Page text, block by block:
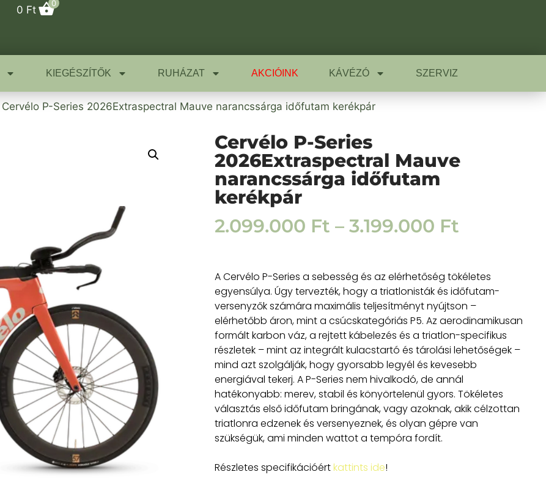
0 Ft
0
KIEGÉSZÍTŐK RUHÁZAT AKCIÓINK KÁVÉZÓ SZERVIZ
P-Series 2026Extraspectral Mauve narancssárga időfutam kerékpár
Cervélo P-Series
2026Extraspectral Mauve
narancssárga időfutam
kerékpár
2.099.000 Ft – 3.199.000 Ft
A Cervélo P-Series a sebesség és az elérhetőség tökéletes
egyensúlya. Úgy tervezték, hogy a triatlonisták és időfutam-
versenyzők számára maximális teljesítményt nyújtson –
elérhetőbb áron, mint a csúcskategóriás P5. Az aerodinamikusan
formált karbon váz, a rejtett kábelezés és a triatlon-specifikus
részletek – mint az integrált kulacstartó és tárolási lehetőségek –
mind azt szolgálják, hogy gyorsabb legyél és kevesebb
energiával tekerj. A P-Series nem hivalkodó, de annál
hatékonyabb: merev, stabil és könyörtelenül gyors. Tökéletes
választás első időfutam bringának, vagy azoknak, akik célzottan
triatlonra edzenek és versenyeznek, és olyan gépre van
szükségük, ami minden wattot a tempóra fordít.
Részletes specifikációértkattints ide!